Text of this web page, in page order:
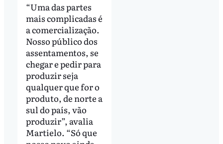
“Uma das partes
mais complicadas é
a comercialização.
Nosso público dos
assentamentos, se
chegar e pedir para
produzir seja
qualquer que for o
produto, de norte a
sul do país, vão
produzir”, avalia
Martielo. “Só que